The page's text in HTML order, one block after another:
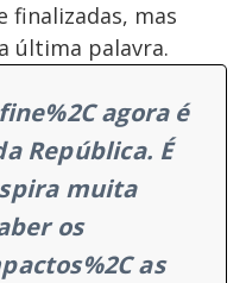
finalizadas, mas
última palavra.
agora é
República. É
muita
os
as